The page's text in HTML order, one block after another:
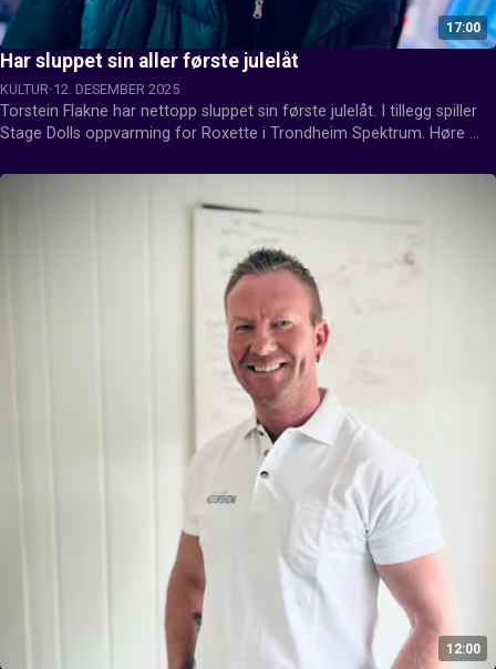
17:00
Har sluppet sin aller første julelåt
KULTUR 12. DESEMBER 2025
Torstein Flakne har nettopp sluppet sin første julelåt. I tillegg spiller
Stage Dolls oppvarming for Roxette i Trondheim Spektrum. Høre
12:00